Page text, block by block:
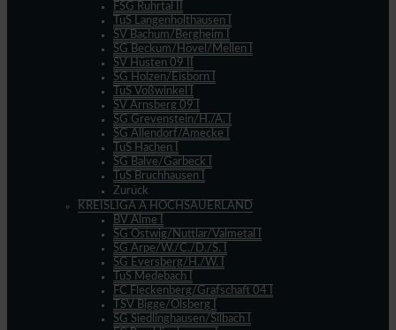
FSG Ruhrtal II
TuS Langenholthausen I
SV Bachum/Bergheim I
SG Beckum/Hövel/Mellen I
SV Hüsten 09 II
SG Holzen/Eisborn I
TuS Voßwinkel I
SV Arnsberg 09 I
SG Grevenstein/H./A. I
SG Allendorf/Amecke I
TuS Hachen I
SG Balve/Garbeck I
TuS Bruchhausen I
Zurück
KREISLIGA A HOCHSAUERLAND
BV Alme I
SG Ostwig/Nuttlar/Valmetal I
SG Arpe/W./C./D./S. I
SG Eversberg/H./W. I
TuS Medebach I
FC Fleckenberg/Grafschaft 04 I
TSV Bigge/Olsberg I
SG Siedlinghausen/Silbach I